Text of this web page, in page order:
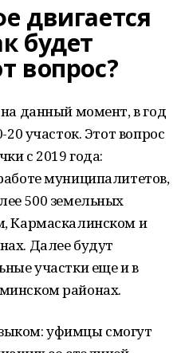
двигается
будет
вопрос?
данный момент, в год
участок. Этот вопрос
с 2019 года:
муниципалитетов,
500 земельных
Кармаскалинском и
Далее будут
участки еще и в
районах.
уфимцы смогут